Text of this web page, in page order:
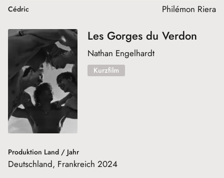
Cédric Philémon Riera
Les Gorges du Verdon
Nathan Engelhardt
Kurzfilm
Produktion Land / Jahr
Deutschland, Frankreich 2024